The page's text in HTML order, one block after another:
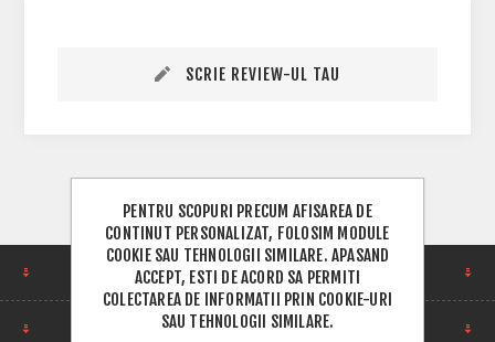
SCRIE REVIEW-UL TAU
CUM NE GASESTI
INFORMATII
PENTRU SCOPURI PRECUM AFISAREA DE
CONTINUT PERSONALIZAT, FOLOSIM MODULE
COOKIE SAU TEHNOLOGII SIMILARE. APASAND
ACCEPT, ESTI DE ACORD SA PERMITI
COLECTAREA DE INFORMATII PRIN COOKIE-URI
SAU TEHNOLOGII SIMILARE.